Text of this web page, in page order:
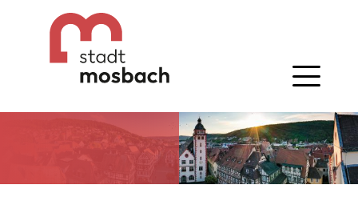
Gehe zum Navigationsbereich
Gehe zum Inhalt